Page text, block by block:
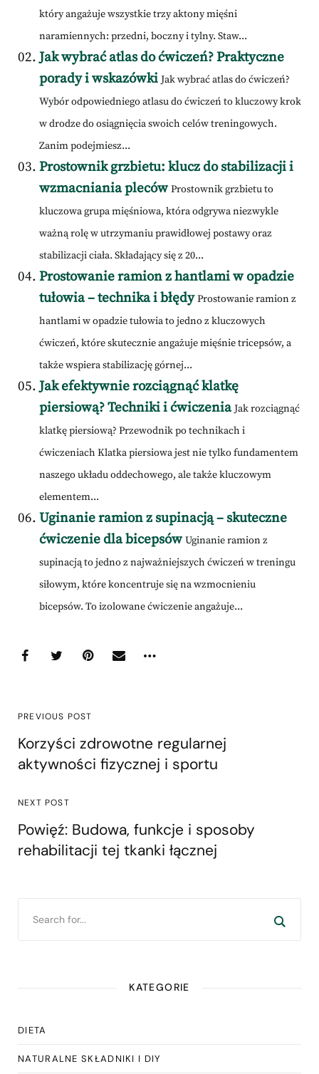
który angażuje wszystkie trzy aktony mięśni
naramiennych: przedni, boczny i tylny. Staw...
Jak wybrać atlas do ćwiczeń? Praktyczne
porady i wskazówki Jak wybrać atlas do ćwiczeń?
Wybór odpowiedniego atlasu do ćwiczeń to kluczowy krok
w drodze do osiągnięcia swoich celów treningowych.
Zanim podejmiesz...
Prostownik grzbietu: klucz do stabilizacji i
wzmacniania pleców Prostownik grzbietu to
kluczowa grupa mięśniowa, która odgrywa niezwykle
ważną rolę w utrzymaniu prawidłowej postawy oraz
stabilizacji ciała. Składający się z 20...
Prostowanie ramion z hantlami w opadzie
tułowia – technika i błędy Prostowanie ramion z
hantlami w opadzie tułowia to jedno z kluczowych
ćwiczeń, które skutecznie angażuje mięśnie tricepsów, a
także wspiera stabilizację górnej...
Jak efektywnie rozciągnąć klatkę
piersiową? Techniki i ćwiczenia Jak rozciągnąć
klatkę piersiową? Przewodnik po technikach i
ćwiczeniach Klatka piersiowa jest nie tylko fundamentem
naszego układu oddechowego, ale także kluczowym
elementem...
Uginanie ramion z supinacją – skuteczne
ćwiczenie dla bicepsów Uginanie ramion z
supinacją to jedno z najważniejszych ćwiczeń w treningu
siłowym, które koncentruje się na wzmocnieniu
bicepsów. To izolowane ćwiczenie angażuje...
PREVIOUS POST
Korzyści zdrowotne regularnej
aktywności fizycznej i sportu
NEXT POST
Powięź: Budowa, funkcje i sposoby
rehabilitacji tej tkanki łącznej
KATEGORIE
DIETA
NATURALNE SKŁADNIKI I DIY